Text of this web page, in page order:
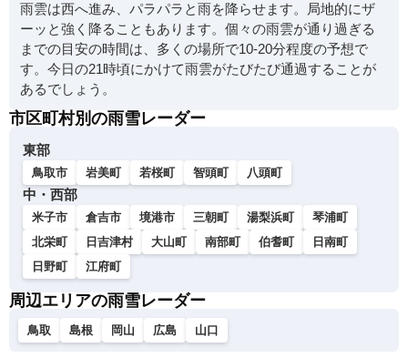
雨雲は西へ進み、パラパラと雨を降らせます。局地的にザ
ーッと強く降ることもあります。個々の雨雲が通り過ぎる
までの目安の時間は、多くの場所で10-20分程度の予想で
す。今日の21時頃にかけて雨雲がたびたび通過することが
あるでしょう。
市区町村別の雨雪レーダー
東部
鳥取市 岩美町 若桜町 智頭町 八頭町
中・西部
米子市 倉吉市 境港市 三朝町 湯梨浜町
琴浦町
北栄町
日吉津村 大山町 南部町 伯耆町
日南町
日野町
江府町
周辺エリアの雨雪レーダー
鳥取 島根 岡山 広島 山口